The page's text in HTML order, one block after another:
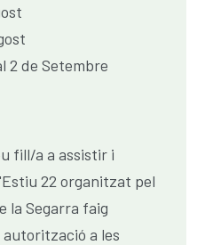
2 de Setembre
fill/a a assistir i
22 organitzat pel
la Segarra faig
a les